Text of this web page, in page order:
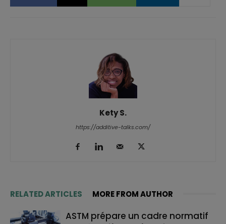
Kety S.
https://additive-talks.com/
RELATED ARTICLES MORE FROM AUTHOR
ASTM prépare un cadre normatif